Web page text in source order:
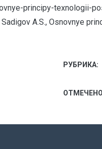
principy-texnologii-
A.S., Osnovnye
РУБРИКА: